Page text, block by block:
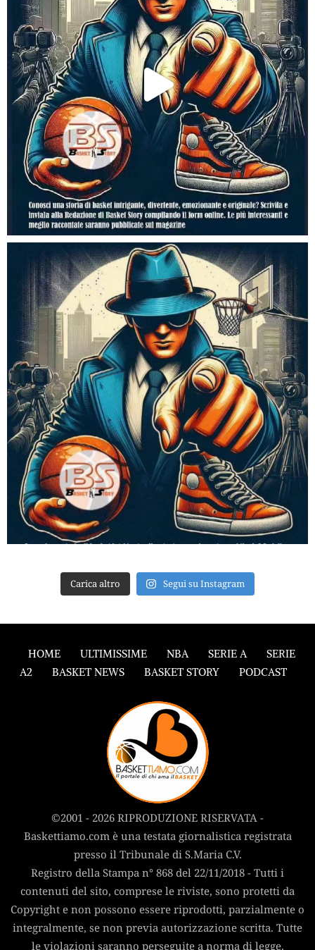
Carica altro Segui su Instagram
HOME ULTIMISSIME NBA SERIE A
SERIE
A2
BASKET NEWS BASKET STORY PODCAST
©2001 - 2026 RIPRODUZIONE RISERVATA -
Baskettiamo.com è una testata giornalistica registrata
presso il Tribunale di S.Maria C.V.
Registro della Stampa n° 868 del 22/11/2018 - Tutti i
contenuti del sito, comprese le riviste, sono protetti da
Copyright e non possono essere riprodotti, parzialmente o
integralmente, se non previa autorizzazione scritta. Tutte
le violazioni saranno perseguite a norma di legge.